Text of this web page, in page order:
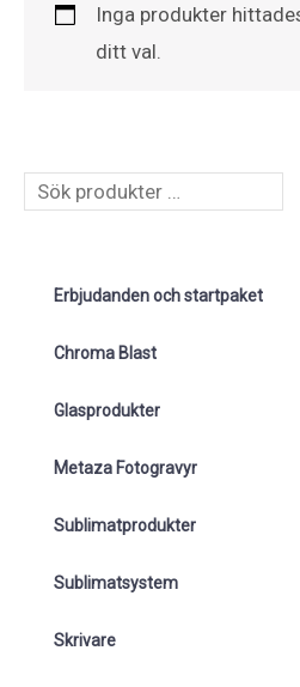
Inga produkter
ditt val.
Erbjudanden och startpaket
Chroma Blast
Glasprodukter
Metaza Fotogravyr
Sublimatprodukter
Sublimatsystem
Skrivare